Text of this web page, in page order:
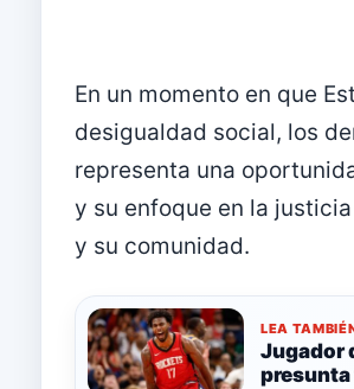
En un momento en que
desigualdad social, los
representa una
y su enfoque en la
y su comunidad.
LEA
Jugador